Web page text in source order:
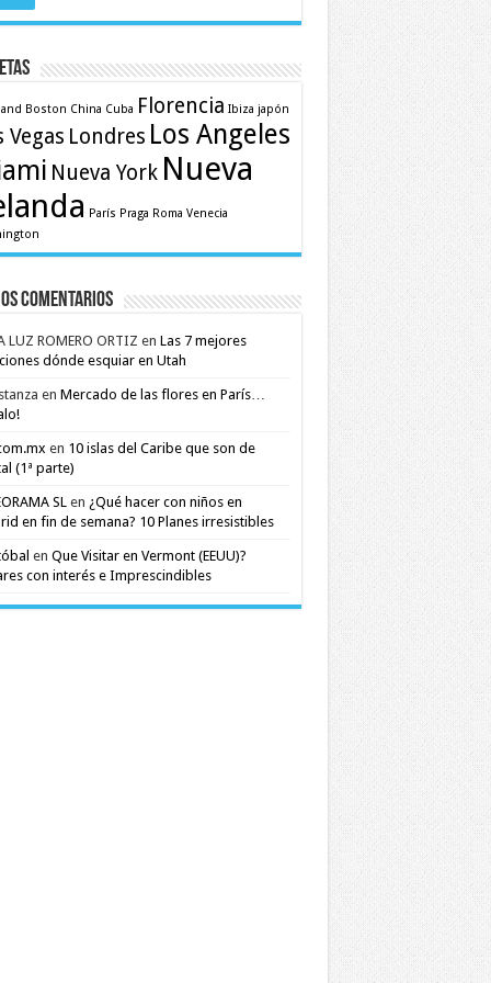
Boston China Cuba Florencia Ibiza japón
Vegas Londres Los Angeles
Nueva York Nueva
París Praga Roma Venecia
comentarios
LUZ ROMERO ORTIZ en Las 7 mejores
dónde esquiar en Utah
en Mercado de las flores en París…
en 10 islas del Caribe que son de
(1ª parte)
SLen ¿Qué hacer con niños en
en fin de semana? 10 Planes irresistibles
en Que Visitar en Vermont (EEUU)?
con interés e Imprescindibles